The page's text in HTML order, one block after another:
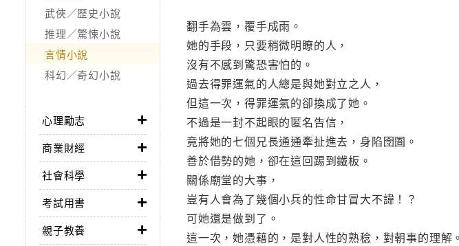
武俠／歷史小說
推理／驚悚小說
言情小說
科幻／奇幻小說
心理勵志
商業財經
社會科學
考試用書
親子教養
翻手為雲，覆手成雨。
她的手段，只要稍微明瞭的人，
沒有不感到驚恐害怕的。
過去得罪運氣的人總是與她對立之人，
但這一次，得罪運氣的卻換成了她。
不過是一封不起眼的匿名告信，
竟將她的七個兄長通通牽扯進去，身陷囹圄。
善於借勢的她，卻在這回踢到鐵板。
關係廟堂的大事，
豈有人會為了幾個小兵的性命甘冒大不諱！？
可她還是做到了。
這一次，她憑藉的，是對人性的熟稔，對朝事的理解。